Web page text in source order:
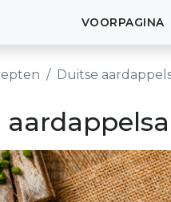
VOORPAGINA
Duitse